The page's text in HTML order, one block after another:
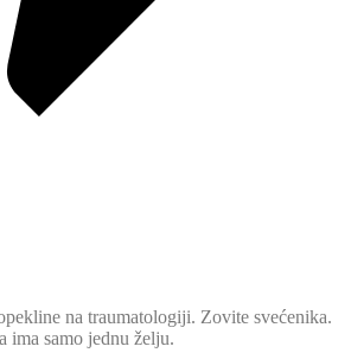
na traumatologiji. Zovite svećenika.
ima samo jednu želju.